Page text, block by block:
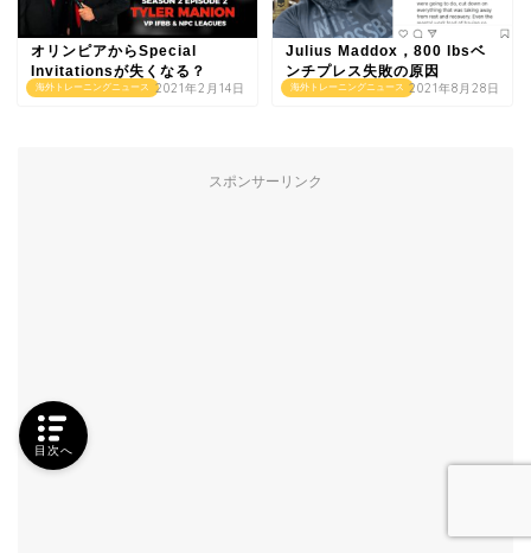
海外トレーニングニュース
オリンピアからSpecial
Invitationsが失くなる？
2021年2月14日 海外トレーニングニュース
Julius Maddox，800 lbsベ
ンチプレス失敗の原因
2021年8月28日
スポンサーリンク
目次へ